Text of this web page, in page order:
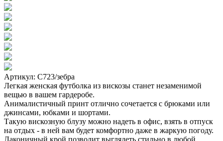
Артикул: С723/зебра
Легкая женская футболка из вискозы станет незаменимой
вещью в вашем гардеробе.
Анималистичный принт отлично сочетается с брюками или
джинсами, юбками и шортами.
Такую вискозную блузу можно надеть в офис, взять в отпуск
на отдых - в ней вам будет комфортно даже в жаркую погоду.
Лаконичный крой позволит выглядеть стильно в любой